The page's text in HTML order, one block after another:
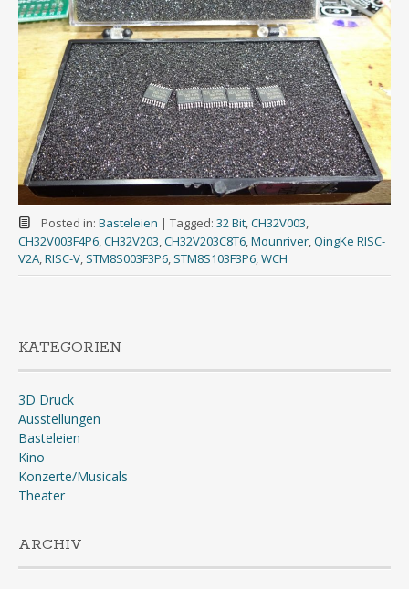
Posted in: Basteleien | Tagged: 32 Bit,CH32V003,
CH32V003F4P6,CH32V203,CH32V203C8T6,Mounriver,QingKe RISC-
V2A,RISC-V, STM8S003F3P6, STM8S103F3P6,WCH
KATEGORIEN
3D Druck
Ausstellungen
Basteleien
Kino
Konzerte/Musicals
Theater
ARCHIV